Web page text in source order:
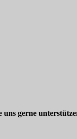
uns gerne